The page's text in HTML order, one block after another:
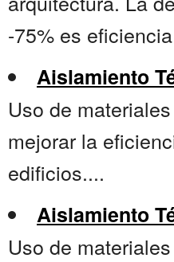
-75% es
Aislamiento
Uso de
mejorar la
edificios....
Aislamiento
Uso de